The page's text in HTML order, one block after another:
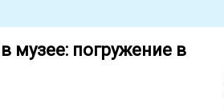
музее: погружение в